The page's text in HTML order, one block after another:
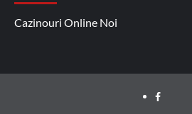
Cazinouri Online Noi
Facebook